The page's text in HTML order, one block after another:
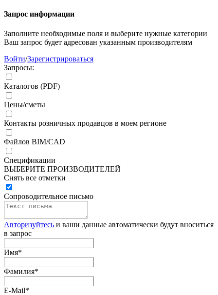
Запрос информации
Заполните необходимые поля и выберите нужные категории
Ваш запрос будет адресован указанным производителям
Войти/Зарегистрироваться
Запросы:
Каталогов (PDF)
Цены/сметы
Контакты розничных продавцов в моем регионе
Файлов BIM/CAD
Спецификации
ВЫБЕРИТЕ ПРОИЗВОДИТЕЛЕЙ
Снять все отметки
Сопроводительное письмо
Авторизуйтесь и ваши данные автоматически будут вноситься
в запрос
Имя*
Фамилия*
E-Mail*